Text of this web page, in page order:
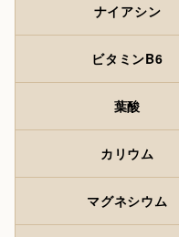
ナイアシン
ビタミンB6
葉酸
カリウム
マグネシウム